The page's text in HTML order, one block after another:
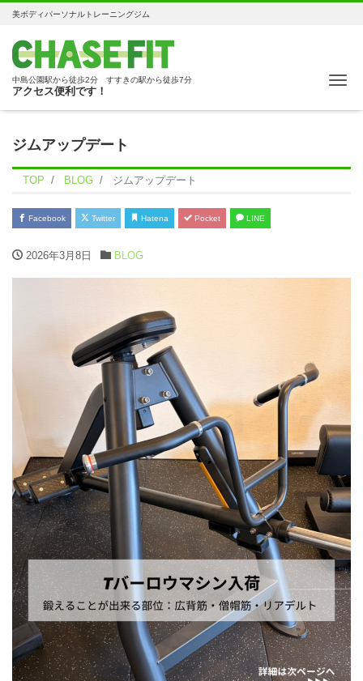
美ボディパーソナルトレーニングジム
中島公園駅から徒歩2分 すすきの駅から徒歩7分
アクセス便利です！
ジムアップデート
TOP BLOG ジムアップデート
Facebook Twitter Hatena Pocket LINE
2026年3月8日 BLOG